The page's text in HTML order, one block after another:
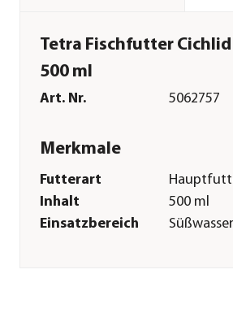
Tetra Fischfutter
500 ml
Art. Nr. 5062757
Merkmale
Futterart
Inhalt
500 ml
Einsatzbereich
Süßwasser